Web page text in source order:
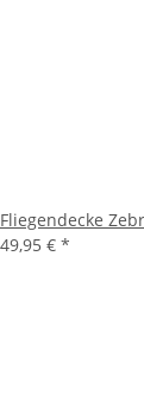
Fliegendecke
49,95 € *